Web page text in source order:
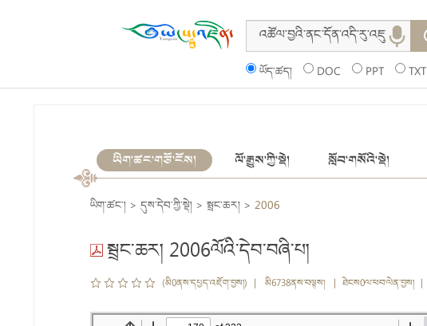
ཡོད་ཚད། DOC PPT TXT
ཡིག་ཚང་གཙོ་ངོས། ལོ་རྒྱུས་ཀྱི་སྡེ། སློབ་གསོའི་སྡེ།
ཡིག་ཚང་། > དུས་དེབ་ཀྱི་སྡེ། > སྦྲང་ཆར། > 2006
སྦྲང་ཆར། 2006ལོའི་དེབ་བཞི་པ།
(མི0ནས་དཔྱད་འཇོག་བྱས།) | མི6738ནས་བལྟས། | ཐེངས0ལ་ཕབ་ལེན་བྱས། |